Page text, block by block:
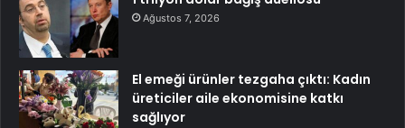
Ağustos 7, 2026
El emeği ürünler tezgaha çıktı: Kadın
üreticiler aile ekonomisine katkı
sağlıyor